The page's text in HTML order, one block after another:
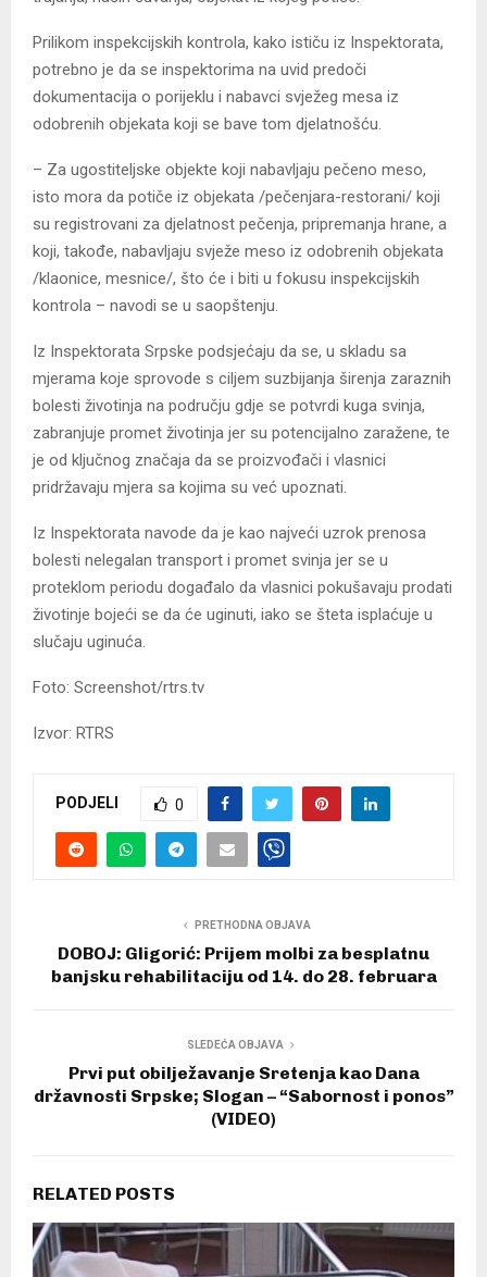
Prilikom inspekcijskih kontrola, kako ističu iz Inspektorata,
potrebno je da se inspektorima na uvid predoči
dokumentacija o porijeklu i nabavci svježeg mesa iz
odobrenih objekata koji se bave tom djelatnošću.
– Za ugostiteljske objekte koji nabavljaju pečeno meso,
isto mora da potiče iz objekata /pečenjara-restorani/ koji
su registrovani za djelatnost pečenja, pripremanja hrane, a
koji, takođe, nabavljaju svježe meso iz odobrenih objekata
/klaonice, mesnice/, što će i biti u fokusu inspekcijskih
kontrola – navodi se u saopštenju.
Iz Inspektorata Srpske podsjećaju da se, u skladu sa
mjerama koje sprovode s ciljem suzbijanja širenja zaraznih
bolesti životinja na području gdje se potvrdi kuga svinja,
zabranjuje promet životinja jer su potencijalno zaražene, te
je od ključnog značaja da se proizvođači i vlasnici
pridržavaju mjera sa kojima su već upoznati.
Iz Inspektorata navode da je kao najveći uzrok prenosa
bolesti nelegalan transport i promet svinja jer se u
proteklom periodu događalo da vlasnici pokušavaju prodati
životinje bojeći se da će uginuti, iako se šteta isplaćuje u
slučaju uginuća.
Foto: Screenshot/rtrs.tv
Izvor: RTRS
PODJELI 0
PRETHODNA OBJAVA
DOBOJ: Gligorić: Prijem molbi za besplatnu
banjsku rehabilitaciju od 14. do 28. februara
SLEDEĆA OBJAVA
Prvi put obilježavanje Sretenja kao Dana
državnosti Srpske; Slogan – “Sabornost i ponos”
(VIDEO)
RELATED POSTS